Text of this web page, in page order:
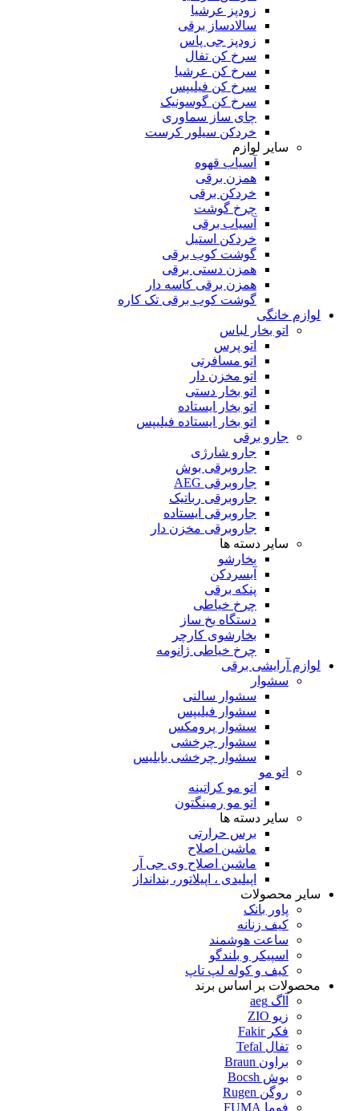
زودپز عرشیا
سالادساز برقی
زودپز جی پاس
سرخ کن تفال
سرخ کن عرشیا
سرخ کن فیلیپس
سرخ کن گوسونیک
چای ساز سماوری
خردکن سیلور کرست
سایر لوازم
آسیاب قهوه
همزن برقی
خردکن برقی
چرخ گوشت
آسیاب برقی
خردکن استیل
گوشت کوب برقی
همزن دستی برقی
همزن برقی کاسه دار
گوشت کوب برقی تک کاره
لوازم خانگی
اتو بخار لباس
اتو پرس
اتو مسافرتی
اتو مخزن دار
اتو بخار دستی
اتو بخار ایستاده
اتو بخار ایستاده فیلیپس
جارو برقی
جارو شارژی
جاروبرقی بوش
جاروبرقی AEG
جاروبرقی رباتیک
جاروبرقی ایستاده
جاروبرقی مخزن دار
سایر دسته ها
بخارشو
آبسردکن
پنکه برقی
چرخ خیاطی
دستگاه یخ ساز
بخارشوی کارچر
چرخ خیاطی ژانومه
لوازم آرایشی برقی
سشوار
سشوار سالنی
سشوار فیلیپس
سشوار پرومکس
سشوار چرخشی
سشوار چرخشی بابلیس
اتو مو
اتو مو کراتینه
اتو مو رمینگتون
سایر دسته ها
برس حرارتی
ماشین اصلاح
ماشین اصلاح وی جی آر
اپیلیدی ، اپیلاتور، بندانداز
سایر محصولات
پاور بانک
کیف زنانه
ساعت هوشمند
اسپیکر و بلندگو
کیف و کوله لپ تاپ
محصولات بر اساس برند
آاگ aeg
زیو ZIO
فکر Fakir
تفال Tefal
براون Braun
بوش Bocsh
روگن Rugen
فوما FUMA